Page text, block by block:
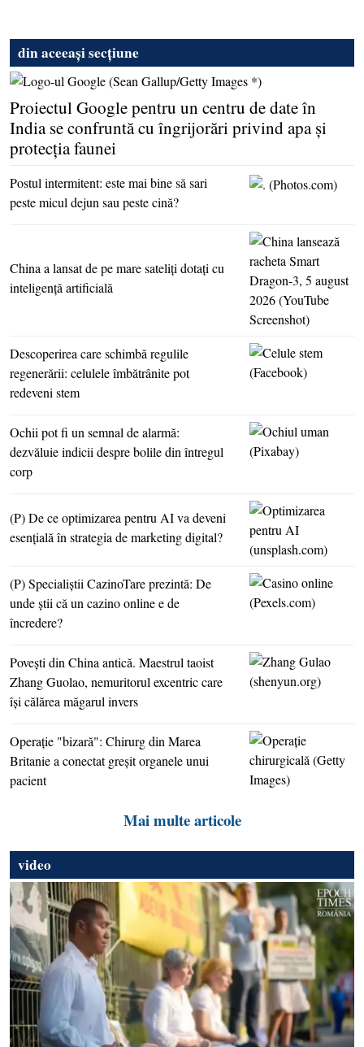
video
din aceeași secțiune
Proiectul Google pentru un centru de date în
India se confruntă cu îngrijorări privind apa şi
protecţia faunei
Postul intermitent: este mai bine să sari
peste micul dejun sau peste cină?
China a lansat de pe mare sateliţi dotaţi cu
inteligenţă artificială
Descoperirea care schimbă regulile
regenerării: celulele îmbătrânite pot
redeveni stem
Ochii pot fi un semnal de alarmă:
dezvăluie indicii despre bolile din întregul
corp
(P) De ce optimizarea pentru AI va deveni
esenţială în strategia de marketing digital?
(P) Specialiştii CazinoTare prezintă: De
unde ştii că un cazino online e de
încredere?
Poveşti din China antică. Maestrul taoist
Zhang Guolao, nemuritorul excentric care
îşi călărea măgarul invers
Operaţie "bizară": Chirurg din Marea
Britanie a conectat greşit organele unui
pacient
Mai multe articole